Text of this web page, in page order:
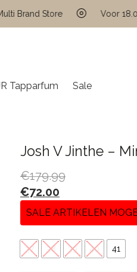
Store Voor 18.00
Tapparfum Sale
Josh V Jinthe –
€179.99
€72.00
SALE ARTIKELEN
37 38 39 40 41